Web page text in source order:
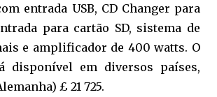
entrada USB, CD Changer para
para cartão SD, sistema de
e amplificador de 400 watts. O
disponível em diversos países,
£ 21 725.